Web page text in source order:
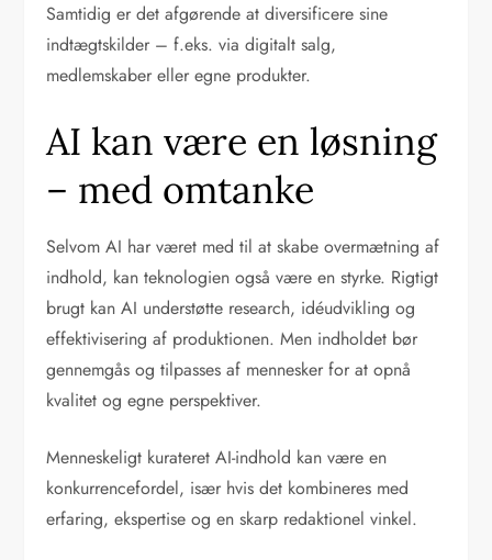
Samtidig er det afgørende at diversificere sine
indtægtskilder – f.eks. via digitalt salg,
medlemskaber eller egne produkter.
AI kan være en løsning
– med omtanke
Selvom AI har været med til at skabe overmætning af
indhold, kan teknologien også være en styrke. Rigtigt
brugt kan AI understøtte research, idéudvikling og
effektivisering af produktionen. Men indholdet bør
gennemgås og tilpasses af mennesker for at opnå
kvalitet og egne perspektiver.
Menneskeligt kurateret AI-indhold kan være en
konkurrencefordel, især hvis det kombineres med
erfaring, ekspertise og en skarp redaktionel vinkel.